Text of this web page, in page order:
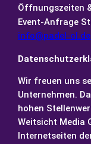
Öffnungszeiten
Event-Anfrage
info@padel-ol.de
Wir freuen uns
Unternehmen.
hohen
Weitsicht Media
Internetseiten